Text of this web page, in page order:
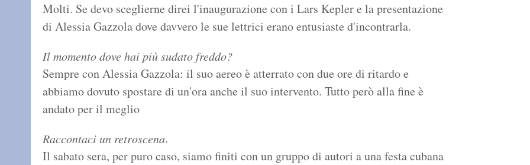
Molti. Se devo sceglierne direi l'inaugurazione con i Lars Kepler e la presentazione
di Alessia Gazzola dove davvero le sue lettrici erano entusiaste d'incontrarla.
Il momento dove hai più sudato freddo?
Sempre con Alessia Gazzola: il suo aereo è atterrato con due ore di ritardo e
abbiamo dovuto spostare di un'ora anche il suo intervento. Tutto però alla fine è
andato per il meglio
Raccontaci un retroscena.
Il sabato sera, per puro caso, siamo finiti con un gruppo di autori a una festa cubana